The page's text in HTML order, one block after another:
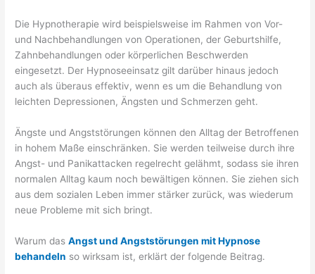
Die Hypnotherapie wird beispielsweise im Rahmen von Vor-
und Nachbehandlungen von Operationen, der Geburtshilfe,
Zahnbehandlungen oder körperlichen Beschwerden
eingesetzt. Der Hypnoseeinsatz gilt darüber hinaus jedoch
auch als überaus effektiv, wenn es um die Behandlung von
leichten Depressionen, Ängsten und Schmerzen geht.
Ängste und Angststörungen können den Alltag der Betroffenen
in hohem Maße einschränken. Sie werden teilweise durch ihre
Angst- und Panikattacken regelrecht gelähmt, sodass sie ihren
normalen Alltag kaum noch bewältigen können. Sie ziehen sich
aus dem sozialen Leben immer stärker zurück, was wiederum
neue Probleme mit sich bringt.
Warum dasAngst und Angststörungen mit Hypnose
behandeln so wirksam ist, erklärt der folgende Beitrag.